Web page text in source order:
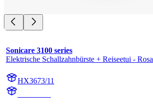
Sonicare 3100 series
Elektrische Schallzahnbürste + Reiseetui - Rosa
HX3673/11